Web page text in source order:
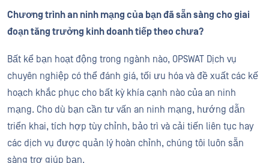
Chương trình an ninh mạng của bạn đã sẵn sàng cho giai
đoạn tăng trưởng kinh doanh tiếp theo chưa?
Bất kể bạn hoạt động trong ngành nào, OPSWAT Dịch vụ
chuyên nghiệp có thể đánh giá, tối ưu hóa và đề xuất các kế
hoạch khắc phục cho bất kỳ khía cạnh nào của an ninh
mạng. Cho dù bạn cần tư vấn an ninh mạng, hướng dẫn
triển khai, tích hợp tùy chỉnh, bảo trì và cải tiến liên tục hay
các dịch vụ được quản lý hoàn chỉnh, chúng tôi luôn sẵn
sàng trợ giúp bạn.